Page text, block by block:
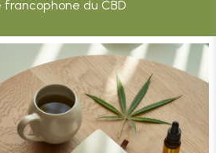
francophone du CBD